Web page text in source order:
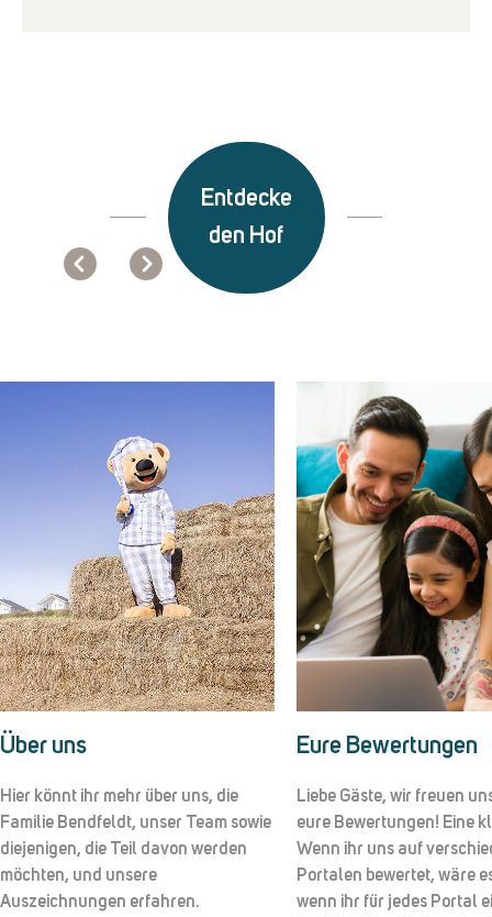
Entdecke
den Hof
Über uns
Hier könnt ihr mehr über uns, die
Familie Bendfeldt, unser Team sowie
diejenigen, die Teil davon werden
möchten, und unsere
Auszeichnungen erfahren.
Eure Bewertungen
Liebe Gäste, wir freuen
eure Bewertungen! Eine
Wenn ihr uns auf
Portalen bewertet, wäre
wenn ihr für jedes Portal